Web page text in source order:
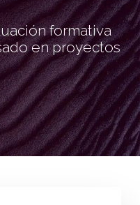
formativa
en proyectos